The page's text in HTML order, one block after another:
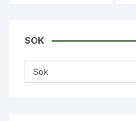
SÖK